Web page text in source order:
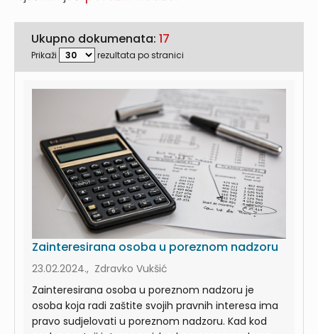
Ukupno dokumenata: 17
Prikaži rezultata po stranici
Zainteresirana osoba u poreznom nadzoru
23.02.2024., Zdravko Vukšić
Zainteresirana osoba u poreznom nadzoru je
osoba koja radi zaštite svojih pravnih interesa ima
pravo sudjelovati u poreznom nadzoru. Kad kod